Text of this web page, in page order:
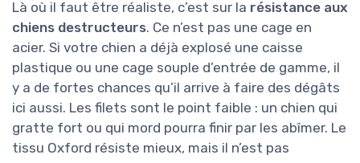
Là où il faut être réaliste, c’est sur la résistance aux
chiens destructeurs. Ce n’est pas une cage en
acier. Si votre chien a déjà explosé une caisse
plastique ou une cage souple d’entrée de gamme, il
y a de fortes chances qu’il arrive à faire des dégâts
ici aussi. Les filets sont le point faible : un chien qui
gratte fort ou qui mord pourra finir par les abîmer. Le
tissu Oxford résiste mieux, mais il n’est pas